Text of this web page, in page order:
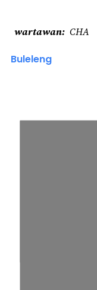
wartawan CHA
Buleleng